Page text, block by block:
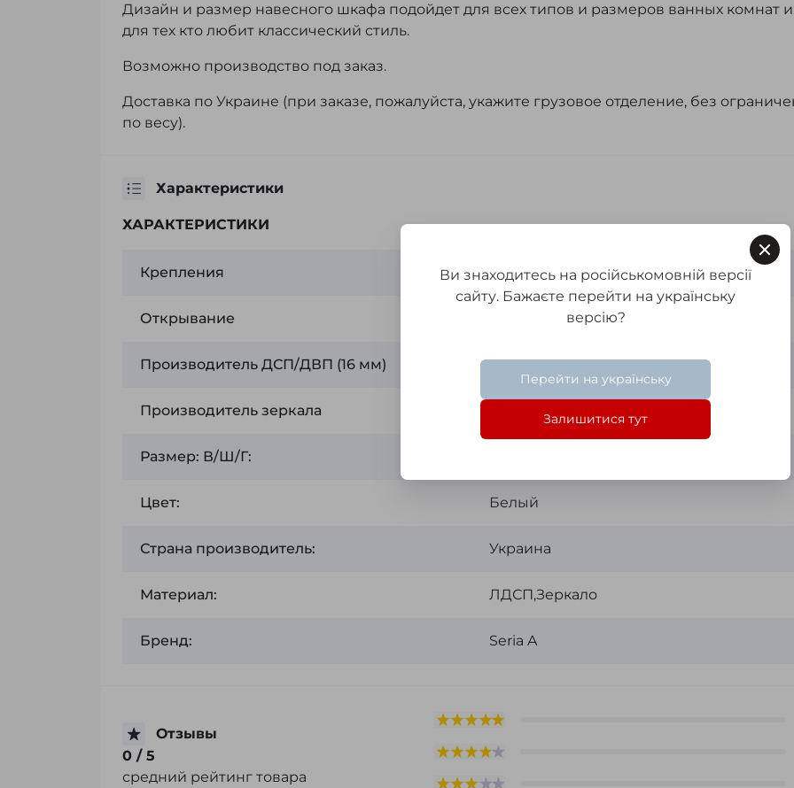
Дизайн и размер навесного шкафа подойдет для всех типов и размеров ванных комнат и
для тех кто любит классический стиль.
Возможно производство под заказ.
Доставка по Украине (при заказе, пожалуйста, укажите грузовое отделение, без
по весу).
Характеристики
ХАРАКТЕРИСТИКИ
Крепления +
Открывание
Производитель ДСП/ДВП (16 мм) Swisspan
Производитель зеркала AGC Belgium (влагостойкое)
Размер: В/Ш/Г:
Цвет: Белый
Страна производитель: Украина
Материал: ЛДСП,Зеркало
Бренд: Seria A
Отзывы
0 / 5
средний рейтинг товара
Ви знаходитесь на російськомовній версії
сайту. Бажаєте перейти на українську
версію?
Перейти на українську
Залишитися тут